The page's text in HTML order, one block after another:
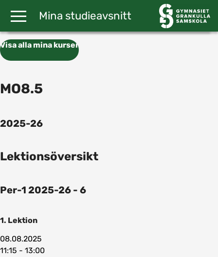
Mina studieavsnitt
Visa alla mina kurser
MO8.5
2025-26
Lektionsöversikt
Per-1 2025-26 - 6
1. Lektion
08.08.2025
11:15 - 13:00